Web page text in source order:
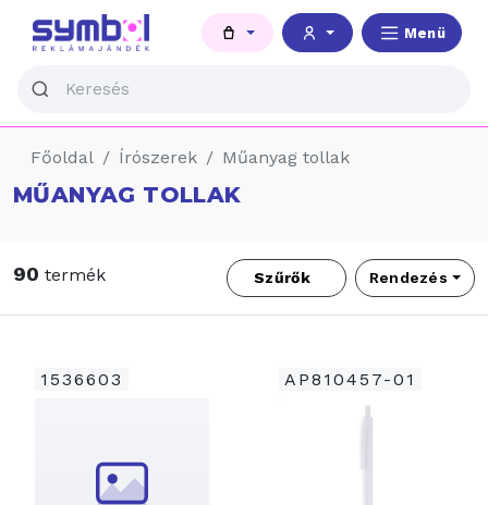
Menü
Főoldal Írószerek Műanyag tollak
MŰANYAG TOLLAK
90 termék Szűrők Rendezés
1536603 AP810457-01